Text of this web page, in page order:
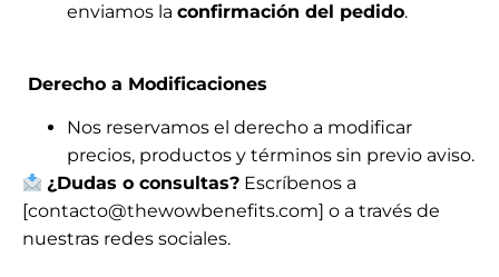
enviamos la confirmación del pedido.
Derecho a Modificaciones
Nos reservamos el derecho a modificar
precios, productos y términos sin previo aviso.
¿Dudas o consultas? Escríbenos a
[contacto@thewowbenefits.com] o a través de
nuestras redes sociales.